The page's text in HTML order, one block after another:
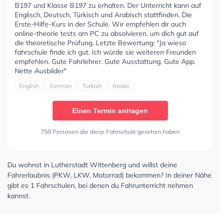
B197 und Klasse B197 zu erhalten. Der Unterricht kann auf
Englisch, Deutsch, Türkisch und Arabisch stattfinden. Die
Erste-Hilfe-Kurs in der Schule. Wir empfehlen dir auch
online-theorie tests am PC zu absolvieren, um dich gut auf
die theoretische Prüfung. Letzte Bewertung: "Ja wieso
fahrschule finde ich gut. Ich würde sie weiteren Freunden
empfehlen. Gute Fahrlehrer. Gute Ausstattung. Gute App.
Nette Ausbilder"
English German Turkish Arabic
Einen Termin anfragen
759 Personen die diese Fahrschule gesehen haben
Du wohnst in Lutherstadt Wittenberg und willst deine
Fahrerlaubnis (PKW, LKW, Motorrad) bekommen? In deiner Nähe
gibt es 1 Fahrschulen, bei denen du Fahrunterricht nehmen
kannst.